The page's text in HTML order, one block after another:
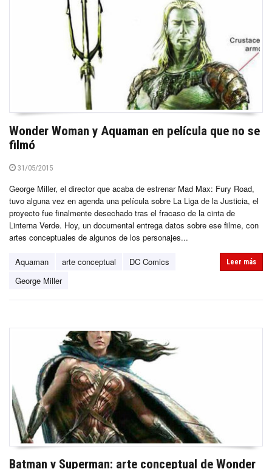
Wonder Woman y Aquaman en película que no se
filmó
31/05/2015
George Miller, el director que acaba de estrenar Mad Max: Fury Road,
tuvo alguna vez en agenda una película sobre La Liga de la Justicia, el
proyecto fue finalmente desechado tras el fracaso de la cinta de
Linterna Verde. Hoy, un documental entrega datos sobre ese filme, con
artes conceptuales de algunos de los personajes...
Aquaman arte conceptual
DC Comics
George Miller
Leer más
Batman v Superman: arte conceptual de Wonder